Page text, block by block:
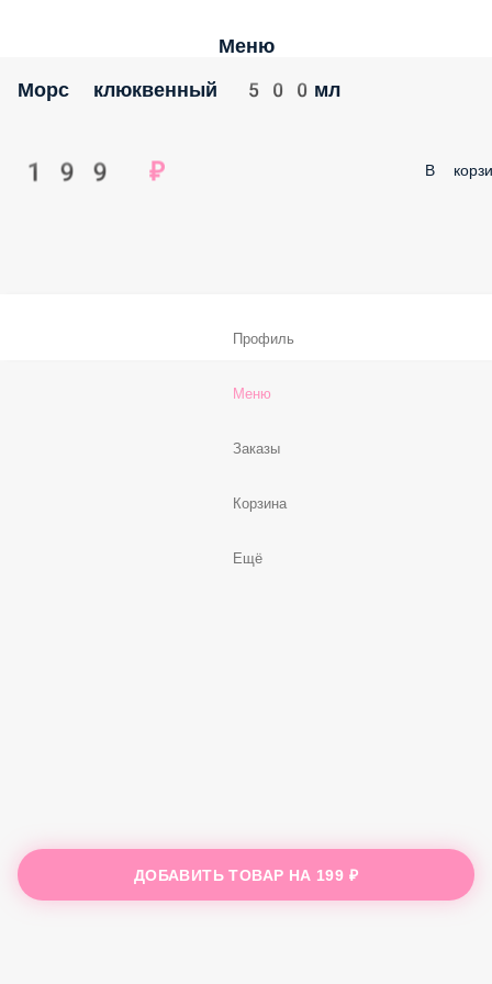
Меню
Морс клюквенный 500мл
199 ₽ В
ДОБАВИТЬ ТОВАР НА 199 ₽
Профиль
Меню
Заказы
Корзина
Ещё